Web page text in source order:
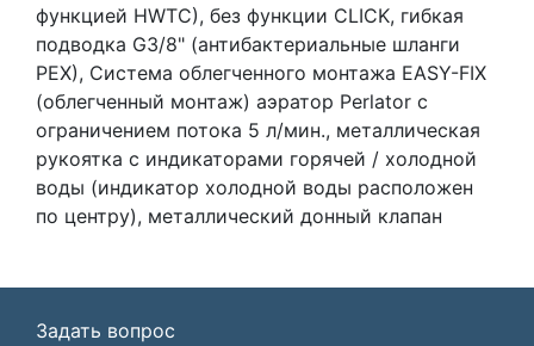
функцией HWTC), без функции CLICK, гибкая
подводка G3/8" (антибактериальные шланги
PEX), Система облегченного монтажа EASY-FIX
(облегченный монтаж) аэратор Perlator с
ограничением потока 5 л/мин., металлическая
рукоятка с индикаторами горячей / холодной
воды (индикатор холодной воды расположен
по центру), металлический донный клапан
Задать вопрос